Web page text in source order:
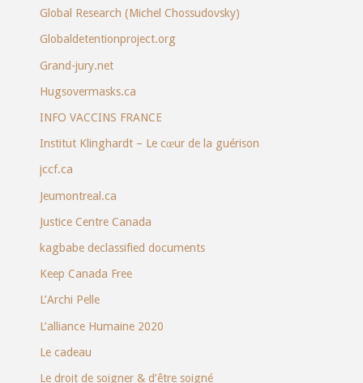
Global Research (Michel Chossudovsky)
Globaldetentionproject.org
Grand-jury.net
Hugsovermasks.ca
INFO VACCINS FRANCE
Institut Klinghardt – Le cœur de la guérison
jccf.ca
Jeumontreal.ca
Justice Centre Canada
kagbabe declassified documents
Keep Canada Free
L’Archi Pelle
L’alliance Humaine 2020
Le cadeau
Le droit de soigner & d’être soigné